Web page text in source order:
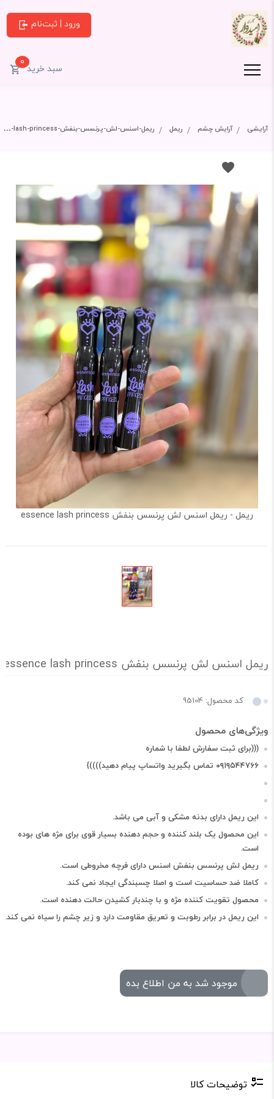
ورود | ثبت‌نام
سبد خرید0
آرایشی آرایش چشم ریمل ریمل-اسنس-لش-پرنسس-بنفش-essence-lash-princess
ریمل - ریمل اسنس لش پرنسس بنفش essence lash princess
ریمل اسنس لش پرنسس بنفش essence lash princess
کد محصول: 95104
(((براى ثبت سفارش لطفا با شماره
۰۹۱۹۵۴۴۷۶۶ تماس بگیرید واتساپ پيام دهيد))))}
این ریمل دارای بدنه مشکی و آبی می باشد.
این محصول یک بلند کننده و حجم دهنده بسیار قوی برای مژه های بوده
است.
ریمل لش پرنسس بنفش اسنس دارای فرچه مخروطی است.
کاملا ضد حساسیت است و اصلا چسبندگی ایجاد نمی کند.
محصول تقویت کننده مژه و با چندبار کشیدن حالت دهنده است.
این ریمل در برابر رطوبت و تعریق مقاومت دارد و زیر چشم را سیاه نمی کند.
موجود شد به من اطلاع بده
توضیحات کالا